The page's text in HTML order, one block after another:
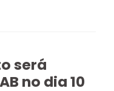
será
no dia 10